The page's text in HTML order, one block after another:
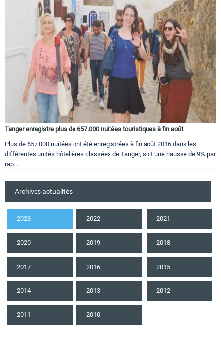
Tanger enregistre plus de 657.000 nuitées touristiques à fin août
Plus de 657.000 nuitées ont été enregistrées à fin août 2016 dans les
différentes unités hôtelières classées de Tanger, soit une hausse de 9% par
rap...
Archives actualités
2023 2022 2021
2020 2019 2018
2017 2016 2015
2014 2013 2012
2011 2010